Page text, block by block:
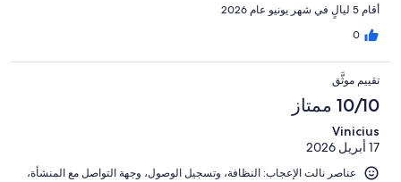
أقام 5 ليالٍ في شهر يونيو عام 2026
0
تقييم موثَّق
10/10 ممتاز
Vinicius
17 أبريل 2026
عناصر نالت الإعجاب: ⁦النظافة⁩، و⁦تسجيل الوصول⁩، و⁦جهة التواصل مع المنشأة⁩،